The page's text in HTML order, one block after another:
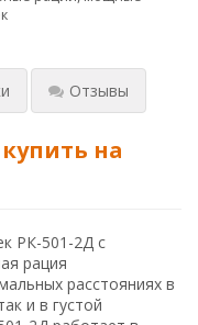
Отзывы
на
РК-501-2Д с
рация
расстояниях в
и в густой